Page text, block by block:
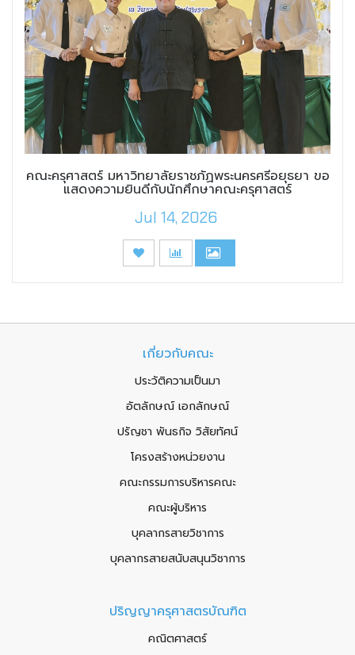
คณะครุศาสตร์ มหาวิทยาลัยราชภัฏพระนครศรีอยุธยา ขอ
แสดงความยินดีกับนักศึกษาคณะครุศาสตร์
Jul 14, 2026
เกี่ยวกับคณะ
ประวัติความเป็นมา
อัตลักษณ์ เอกลักษณ์
ปรัญชา พันธกิจ วิสัยทัศน์
โครงสร้างหน่วยงาน
คณะกรรมการบริหารคณะ
คณะผู้บริหาร
บุคลากรสายวิชาการ
บุคลากรสายสนับสนุนวิชาการ
ปริญญาครุศาสตรบัณฑิต
คณิตศาสตร์